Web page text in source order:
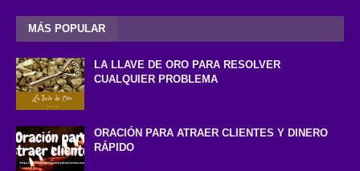
MÁS POPULAR
LA LLAVE DE ORO PARA RESOLVER
CUALQUIER PROBLEMA
ORACIÓN PARA ATRAER CLIENTES Y DINERO
RÁPIDO